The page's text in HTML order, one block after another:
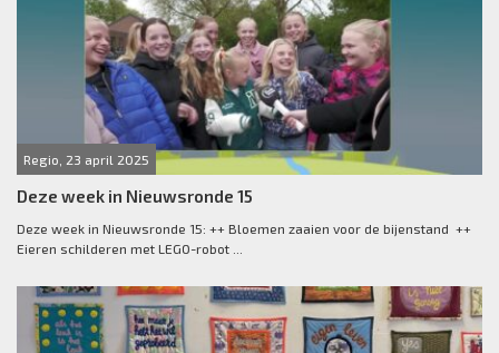
Regio, 23 april 2025
Deze week in Nieuwsronde 15
Deze week in Nieuwsronde 15: ++ Bloemen zaaien voor de bijenstand ++
Eieren schilderen met LEGO-robot ...